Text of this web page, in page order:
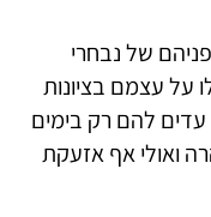
של נבחרי
על עצמם בציונות
עדים להם רק בימים
ואולי אף אזעקת